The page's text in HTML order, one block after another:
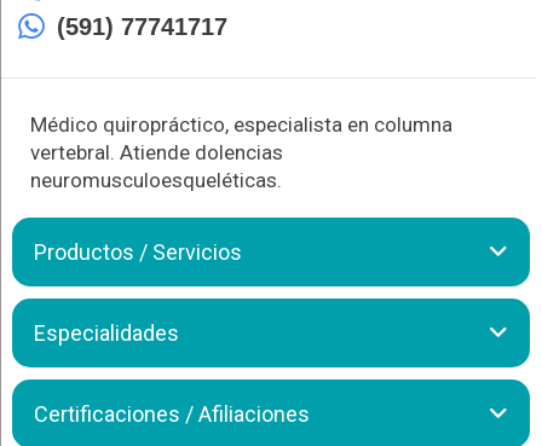
(591) 77741717
Médico quiropráctico, especialista en columna
vertebral. Atiende dolencias
neuromusculoesqueléticas.
Productos / Servicios
El Dr. Ángel Remmy Zaconeta Fernández ofrece tratamientos
Quiroprácticosespecializados para el alivio y la corrección
de dolencias neuromusculoesqueléticas. Con un enfoque
técnicas avanzadas para ajustar y realinear la columna,
Especialidades
Atendemos las siguientes dolencias:
Certificaciones / Afiliaciones